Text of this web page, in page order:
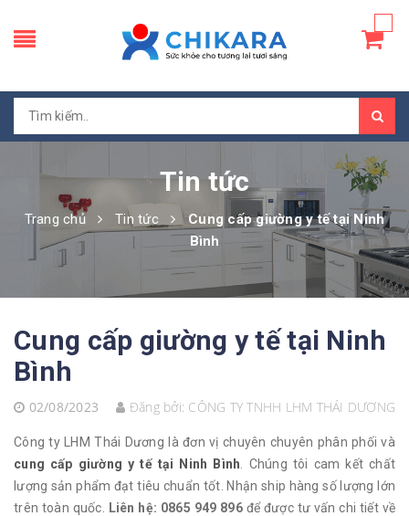
Tin tức
Trang chủ Tin tức
Cung cấp giường y tế tại Ninh
Bình
Cung cấp giường y tế tại Ninh
Bình
02/08/2023 Đăng bởi: CÔNG TY TNHH LHM THÁI DƯƠNG
Công ty LHM Thái Dương là đơn vị chuyên chuyên phân phối và
cung cấp giường y tế tại Ninh Bình . Chúng tôi cam kết chất
lượng sản phẩm đạt tiêu chuẩn tốt. Nhận ship hàng số lượng lớn
trên toàn quốc.
Liên hệ: 0865 949 896để được tư vấn chi tiết về